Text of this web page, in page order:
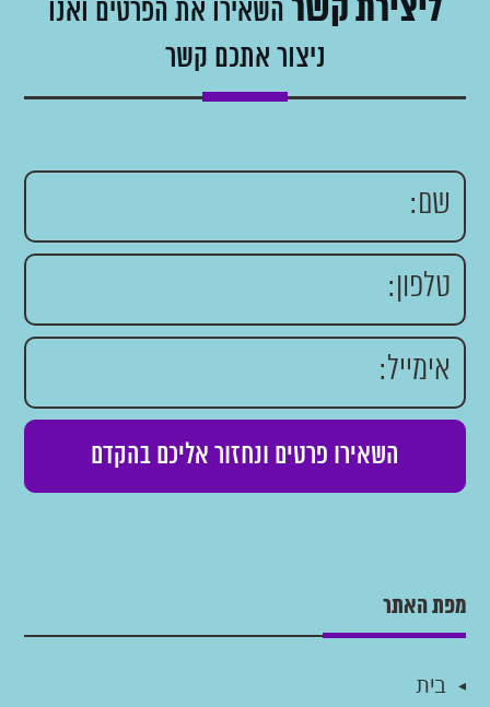
ליצירת קשר השאירו את הפרטים ואנו
ניצור אתכם קשר
מפת האתר
בית